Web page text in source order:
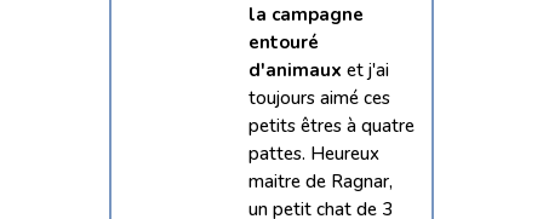
la campagne
entouré
d'animaux et j'ai
toujours aimé ces
petits êtres à quatre
pattes. Heureux
maitre de Ragnar,
un petit chat de 3